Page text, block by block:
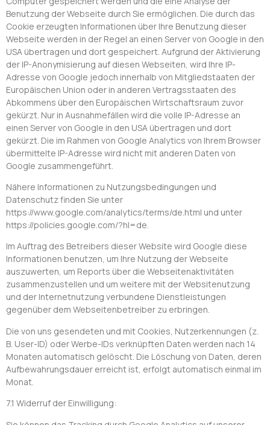
Benutzung der Webseite durch Sie ermöglichen. Die durch das
Cookie erzeugten Informationen über Ihre Benutzung dieser
Webseite werden in der Regel an einen Server von Google in den
USA übertragen und dort gespeichert. Aufgrund der Aktivierung
der IP-Anonymisierung auf diesen Webseiten, wird Ihre IP-
Adresse von Google jedoch innerhalb von Mitgliedstaaten der
Europäischen Union oder in anderen Vertragsstaaten des
Abkommens über den Europäischen Wirtschaftsraum zuvor
gekürzt. Nur in Ausnahmefällen wird die volle IP-Adresse an
einen Server von Google in den USA übertragen und dort
gekürzt. Die im Rahmen von Google Analytics von Ihrem Browser
übermittelte IP-Adresse wird nicht mit anderen Daten von
Google zusammengeführt.
Nähere Informationen zu Nutzungsbedingungen und
Datenschutz finden Sie unter
https://www.google.com/analytics/terms/de.html und unter
https://policies.google.com/?hl=de.
Im Auftrag des Betreibers dieser Website wird Google diese
Informationen benutzen, um Ihre Nutzung der Webseite
auszuwerten, um Reports über die Webseitenaktivitäten
zusammenzustellen und um weitere mit der Websitenutzung
und der Internetnutzung verbundene Dienstleistungen
gegenüber dem Webseitenbetreiber zu erbringen.
Die von uns gesendeten und mit Cookies, Nutzerkennungen (z.
B. User-ID) oder Werbe-IDs verknüpften Daten werden nach 14
Monaten automatisch gelöscht. Die Löschung von Daten, deren
Aufbewahrungsdauer erreicht ist, erfolgt automatisch einmal im
Monat.
7.1 Widerruf der Einwilligung: